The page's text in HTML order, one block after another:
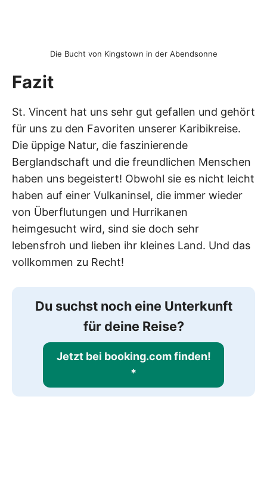
Die Bucht von Kingstown in der Abendsonne
Fazit
St. Vincent hat uns sehr gut gefallen und gehört
für uns zu den Favoriten unserer Karibikreise.
Die üppige Natur, die faszinierende
Berglandschaft und die freundlichen Menschen
haben uns begeistert! Obwohl sie es nicht leicht
haben auf einer Vulkaninsel, die immer wieder
von Überflutungen und Hurrikanen
heimgesucht wird, sind sie doch sehr
lebensfroh und lieben ihr kleines Land. Und das
vollkommen zu Recht!
Du suchst noch eine Unterkunft
für deine Reise?
Jetzt bei booking.com finden!
*